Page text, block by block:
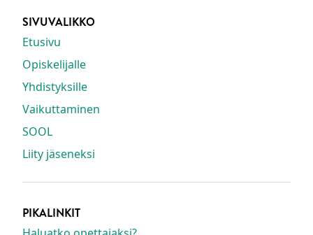
SIVUVALIKKO
Etusivu
Opiskelijalle
Yhdistyksille
Vaikuttaminen
SOOL
Liity jäseneksi
PIKALINKIT